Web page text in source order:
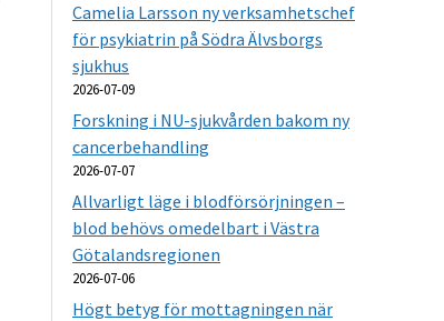
Camelia Larsson ny verksamhetschef
för psykiatrin på Södra Älvsborgs
sjukhus
2026-07-09
Forskning i NU-sjukvården bakom ny
cancerbehandling
2026-07-07
Allvarligt läge i blodförsörjningen –
blod behövs omedelbart i Västra
Götalandsregionen
2026-07-06
Högt betyg för mottagningen när